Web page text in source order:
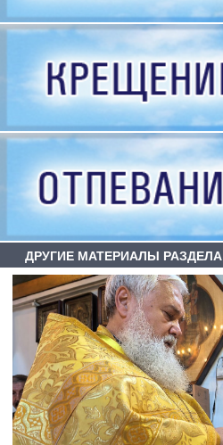
ДРУГИЕ МАТЕРИАЛЫ РАЗДЕЛА